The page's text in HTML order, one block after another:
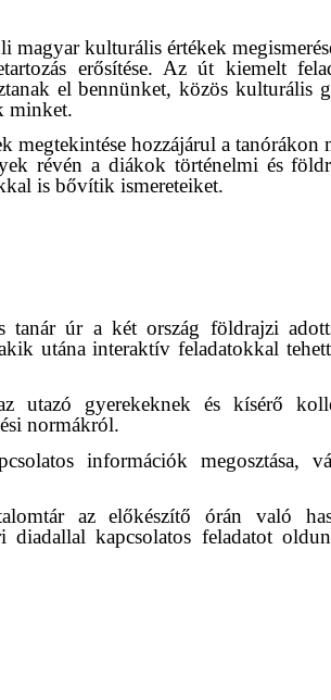
magyar kulturális értékek
erősítése. Az út kiemelt
el bennünket, közös kulturális
minket.
hozzájárul a tanórákon
révén a diákok történelmi és
is bővítik ismereteiket.
tanár úr a két ország földrajzi
utána interaktív feladatokkal
utazó gyerekeknek és kísérő
normákról.
információk megosztása,
az előkészítő órán való
diadallal kapcsolatos feladatot